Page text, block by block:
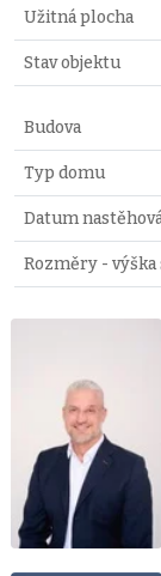
Užitná plocha
Stav objektu
Budova
Typ domu
Datum
Rozměry -